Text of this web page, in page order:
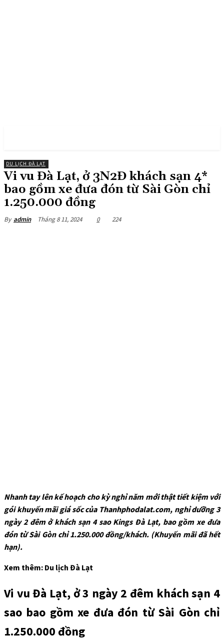
DU LỊCH ĐÀ LẠT
Vi vu Đà Lạt, ở 3N2Đ khách sạn 4*
bao gồm xe đưa đón từ Sài Gòn chỉ
1.250.000 đồng
By admin Tháng 8 11, 2024 0 224
Nhanh tay lên kế hoạch cho kỳ nghỉ năm mới thật tiết kiệm với
gói khuyến mãi giá sốc của Thanhphodalat.com, nghỉ dưỡng 3
ngày 2 đêm ở khách sạn 4 sao Kings Đà Lạt, bao gồm xe đưa
đón từ Sài Gòn chỉ 1.250.000 đồng/khách. (Khuyến mãi đã hết
hạn).
Xem thêm: Du lịch Đà Lạt
Vi vu Đà Lạt, ở 3 ngày 2 đêm khách sạn 4
sao bao gồm xe đưa đón từ Sài Gòn chỉ
1.250.000 đồng